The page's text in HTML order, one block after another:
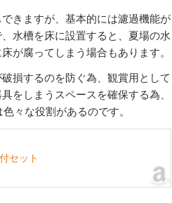
きますが、基本的には濾過機能が
水槽を床に設置すると、夏場の水
が腐ってしまう場合もあります。
損するのを防ぐ為、観賞用として
をしまうスペースを確保する為、
々な役割があるのです。
セット